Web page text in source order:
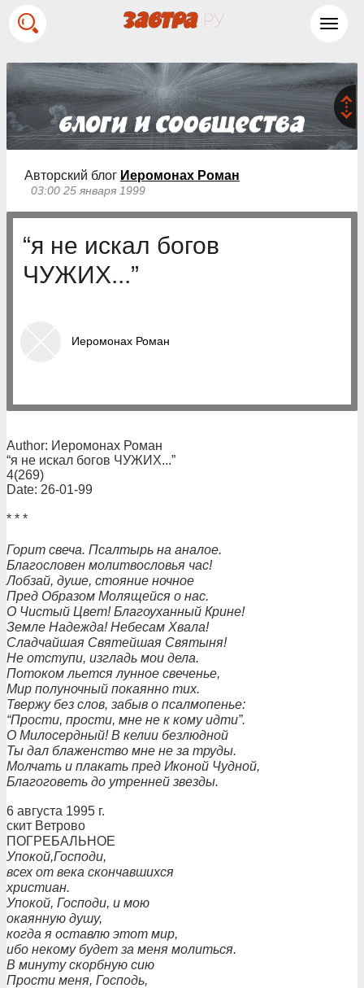
Авторский блог Иеромонах Роман
03:00 25 января 1999
“я не искал богов
ЧУЖИХ...”
Иеромонах Роман
Author: Иеромонах Роман
“я не искал богов ЧУЖИХ...”
4(269)
Date: 26-01-99
* * *
Горит свеча. Псалтырь на аналое.
Благословен молитвословья час!
Лобзай, душе, стояние ночное
Пред Образом Молящейся о нас.
О Чистый Цвет! Благоуханный Крине!
Земле Надежда! Небесам Хвала!
Сладчайшая Святейшая Святыня!
Не отступи, изгладь мои дела.
Потоком льется лунное свеченье,
Мир полуночный покаянно тих.
Твержу без слов, забыв о псалмопенье:
“Прости, прости, мне не к кому идти”.
О Милосердный! В келии безлюдной
Ты дал блаженство мне не за труды.
Молчать и плакать пред Иконой Чудной,
Благоговеть до утренней звезды.
6 августа 1995 г.
скит Ветрово
ПОГРЕБАЛЬНОЕ
Упокой,Господи,
всех от века скончавшихся
христиан.
Упокой, Господи, и мою
окаянную душу,
когда я оставлю этот мир,
ибо некому будет за меня молиться.
В минуту скорбную сию
Прости меня, Господь,